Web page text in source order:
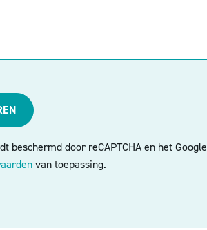
beschermd door reCAPTCHA en het Google
van toepassing.